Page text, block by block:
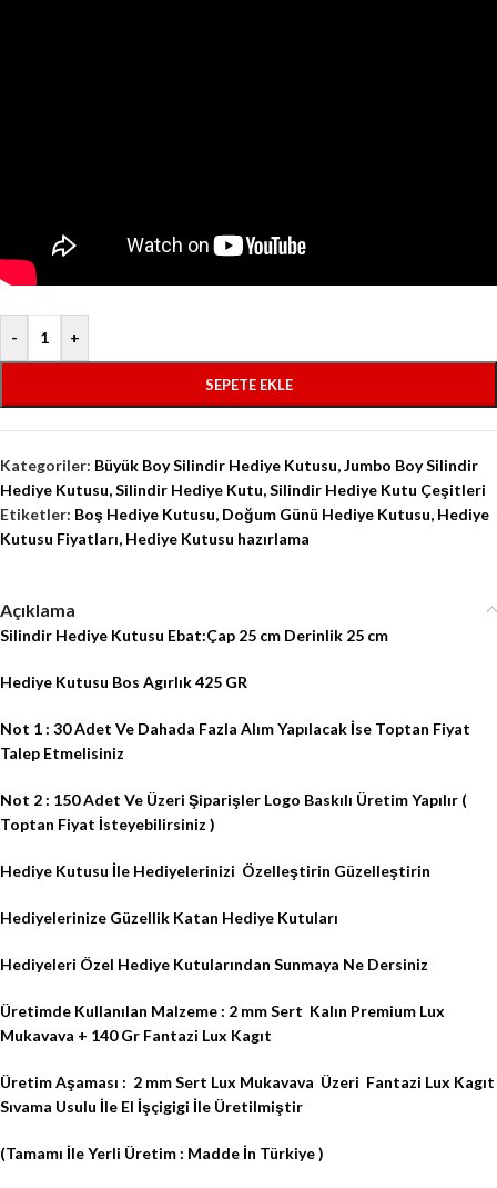
- +
SEPETE EKLE
Kategoriler: Büyük Boy Silindir Hediye Kutusu,Jumbo Boy Silindir
Hediye Kutusu,Silindir Hediye Kutu,Silindir Hediye Kutu Çeşitleri
Etiketler: Boş Hediye Kutusu, Doğum Günü Hediye Kutusu, Hediye
Kutusu Fiyatları, Hediye Kutusu hazırlama
Açıklama
Silindir Hediye Kutusu Ebat:Çap 25 cm Derinlik 25 cm
Hediye Kutusu Bos Agırlık 425 GR
Not 1 : 30 Adet Ve Dahada Fazla Alım Yapılacak İse Toptan Fiyat
Talep Etmelisiniz
Not 2 : 150 Adet Ve Üzeri Şiparişler Logo Baskılı Üretim Yapılır (
Toptan Fiyat İsteyebilirsiniz )
Hediye Kutusu İle Hediyelerinizi Özelleştirin Güzelleştirin
Hediyelerinize Güzellik Katan Hediye Kutuları
Hediyeleri Özel Hediye Kutularından Sunmaya Ne Dersiniz
Üretimde Kullanılan Malzeme : 2 mm Sert Kalın Premium Lux
Mukavava + 140 Gr Fantazi Lux Kagıt
Üretim Aşaması : 2 mm Sert Lux Mukavava Üzeri Fantazi Lux Kagıt
Sıvama Usulu İle El İşçigigi İle Üretilmiştir
(Tamamı İle Yerli Üretim : Madde İn Türkiye )